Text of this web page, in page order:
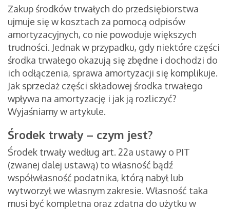
Zakup środków trwałych do przedsiębiorstwa
ujmuje się w kosztach za pomocą odpisów
amortyzacyjnych, co nie powoduje większych
trudności. Jednak w przypadku, gdy niektóre części
środka trwałego okazują się zbędne i dochodzi do
ich odłączenia, sprawa amortyzacji się komplikuje.
Jak sprzedaż części składowej środka trwałego
wpływa na amortyzację i jak ją rozliczyć?
Wyjaśniamy w artykule.
Środek trwały – czym jest?
Środek trwały według art. 22a ustawy o PIT
(zwanej dalej ustawą) to własność bądź
współwłasność podatnika, którą nabył lub
wytworzył we własnym zakresie. Własność taka
musi być kompletna oraz zdatna do użytku w